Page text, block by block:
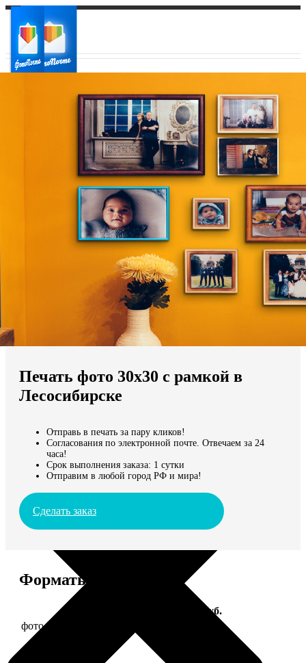
Ваш регион доставки
Выберите из списка:
Мы доставляем по всему миру
Продолжить без города
Печать фото 30х30 с рамкой в
Лесосибирске
Отправь в печать за пару кликов!
Согласования по электронной почте. Отвечаем за 24
часа!
Срок выполнения заказа: 1 сутки
Отправим в любой город РФ и мира!
Сделать заказ
Форматы и цены
Цена, руб.
фото 30х30 в деревянной рамке